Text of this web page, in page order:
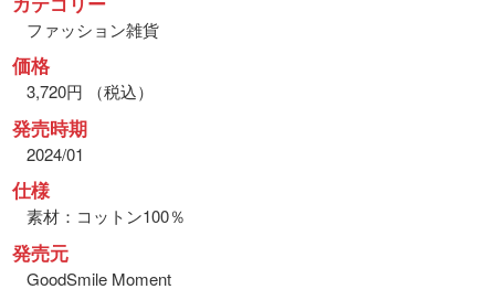
ファッション雑貨
価格
3,720円 （税込）
発売時期
2024/01
仕様
素材：コットン100％
発売元
GoodSmile Moment